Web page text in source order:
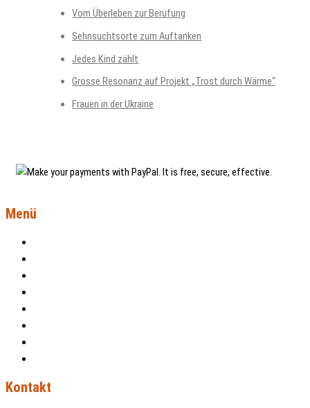
Vom Überleben zur Berufung
Sehnsuchtsorte zum Auftanken
Jedes Kind zählt
Grosse Resonanz auf Projekt „Trost durch Wärme“
Frauen in der Ukraine
Menü
Kontakt